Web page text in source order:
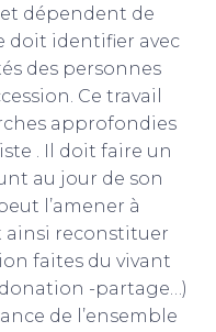
dépendent de
doit identifier avec
des personnes
Ce travail
approfondies
. Il doit faire un
au jour de son
l’amener à
ainsi reconstituer
faites du vivant
donation -partage…)
de l’ensemble